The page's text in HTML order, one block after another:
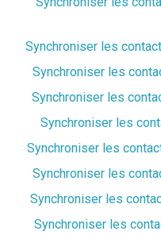
Synchroniser les
Synchroniser les
Synchroniser les
Synchroniser les
Synchroniser les
Synchroniser les
Synchroniser les
Synchroniser les